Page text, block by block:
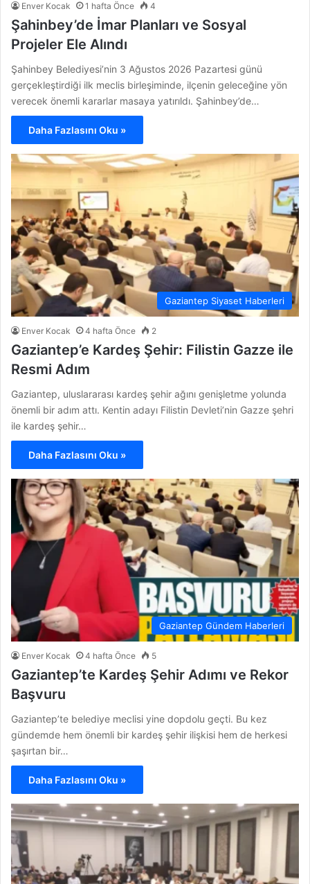
Enver Kocak 1 hafta Önce 4
Şahinbey’de İmar Planları ve Sosyal
Projeler Ele Alındı
Şahinbey Belediyesi’nin 3 Ağustos 2026 Pazartesi günü
gerçekleştirdiği ilk meclis birleşiminde, ilçenin geleceğine yön
verecek önemli kararlar masaya yatırıldı. Şahinbey’de…
Daha Fazlasını Oku »
Gaziantep Siyaset Haberleri
Enver Kocak 4 hafta Önce 2
Gaziantep’e Kardeş Şehir: Filistin Gazze ile
Resmi Adım
Gaziantep, uluslararası kardeş şehir ağını genişletme yolunda
önemli bir adım attı. Kentin adayı Filistin Devleti’nin Gazze şehri
ile kardeş şehir…
Daha Fazlasını Oku »
Gaziantep Gündem Haberleri
Enver Kocak 4 hafta Önce 5
Gaziantep’te Kardeş Şehir Adımı ve Rekor
Başvuru
Gaziantep’te belediye meclisi yine dopdolu geçti. Bu kez
gündemde hem önemli bir kardeş şehir ilişkisi hem de herkesi
şaşırtan bir…
Daha Fazlasını Oku »